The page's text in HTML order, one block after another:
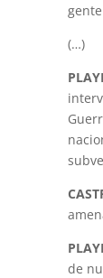
(…)
de